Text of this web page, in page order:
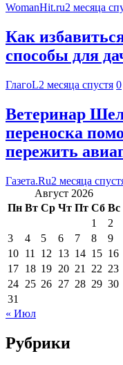
WomanHit.ru2 месяца
Как
способы для
ГлагоL2 месяца спустя 0
Ветеринар
переноска
пережить
Газета.Ru2 месяца
Август 2026
Пн Вт Ср Чт Пт Сб Вс
1
2
3
4 5 6 7 8
9
10 11 12 13 14 15 16
17 18 19 20 21 22 23
24 25 26 27 28 29 30
31
« Июл
Рубрики